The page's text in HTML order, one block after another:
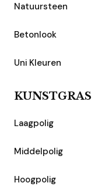
Natuursteen
Betonlook
Uni Kleuren
KUNSTGRAS
Laagpolig
Middelpolig
Hoogpolig